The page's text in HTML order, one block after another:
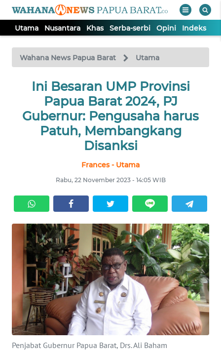
Utama Nusantara Khas Serba-serbi Opini Indeks
Wahana News Papua Barat Utama
Ini Besaran UMP Provinsi
Papua Barat 2024, PJ
Gubernur: Pengusaha harus
Patuh, Membangkang
Disanksi
Frances - Utama
Rabu, 22 November 2023 - 14:05 WIB
Penjabat Gubernur Papua Barat, Drs. Ali Baham
TV
Tutup
UTAMA
NUSANTARA
OPINI
Informasi
INDEKS
BERITA
KONTAK
KAMI
INFO
IKLAN